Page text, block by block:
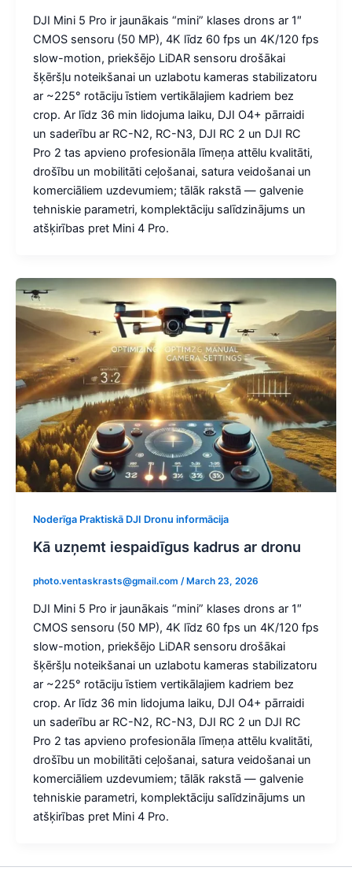
DJI Mini 5 Pro ir jaunākais “mini” klases drons ar 1″
CMOS sensoru (50 MP), 4K līdz 60 fps un 4K/120 fps
slow-motion, priekšējo LiDAR sensoru drošākai
šķēršļu noteikšanai un uzlabotu kameras stabilizatoru
ar ~225° rotāciju īstiem vertikālajiem kadriem bez
crop. Ar līdz 36 min lidojuma laiku, DJI O4+ pārraidi
un saderību ar RC-N2, RC-N3, DJI RC 2 un DJI RC
Pro 2 tas apvieno profesionāla līmeņa attēlu kvalitāti,
drošību un mobilitāti ceļošanai, satura veidošanai un
komerciāliem uzdevumiem; tālāk rakstā — galvenie
tehniskie parametri, komplektāciju salīdzinājums un
atšķirības pret Mini 4 Pro.
Noderīga Praktiskā DJI Dronu informācija
Kā uzņemt iespaidīgus kadrus ar dronu
photo.ventaskrasts@gmail.com /March 23, 2026
DJI Mini 5 Pro ir jaunākais “mini” klases drons ar 1″
CMOS sensoru (50 MP), 4K līdz 60 fps un 4K/120 fps
slow-motion, priekšējo LiDAR sensoru drošākai
šķēršļu noteikšanai un uzlabotu kameras stabilizatoru
ar ~225° rotāciju īstiem vertikālajiem kadriem bez
crop. Ar līdz 36 min lidojuma laiku, DJI O4+ pārraidi
un saderību ar RC-N2, RC-N3, DJI RC 2 un DJI RC
Pro 2 tas apvieno profesionāla līmeņa attēlu kvalitāti,
drošību un mobilitāti ceļošanai, satura veidošanai un
komerciāliem uzdevumiem; tālāk rakstā — galvenie
tehniskie parametri, komplektāciju salīdzinājums un
atšķirības pret Mini 4 Pro.